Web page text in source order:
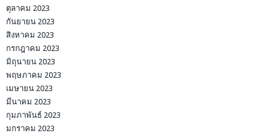
ตุลาคม 2023
กันยายน 2023
สิงหาคม 2023
กรกฎาคม 2023
มิถุนายน 2023
พฤษภาคม 2023
เมษายน 2023
มีนาคม 2023
กุมภาพันธ์ 2023
มกราคม 2023